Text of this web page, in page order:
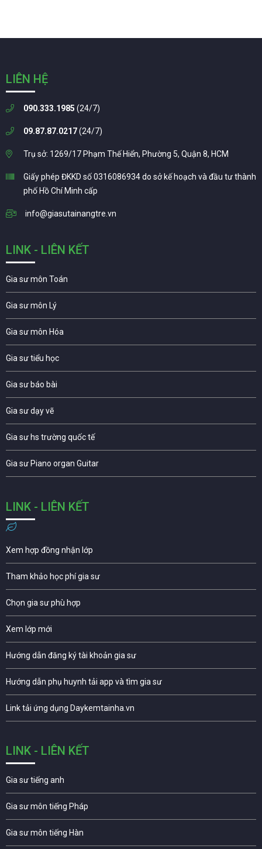
LIÊN HỆ
090.333.1985 (24/7)
09.87.87.0217(24/7)
Trụ sở: 1269/17 Phạm Thế Hiển, Phường 5, Quận 8, HCM
Giấy phép ĐKKD số 0316086934 do sở kế hoạch và đầu tư thành
phố Hồ Chí Minh cấp
info@giasutainangtre.vn
LINK - LIÊN KẾT
Gia sư môn Toán
Gia sư môn Lý
Gia sư môn Hóa
Gia sư tiểu học
Gia sư báo bài
Gia sư dạy vẽ
Gia sư hs trường quốc tế
Gia sư Piano organ Guitar
LINK - LIÊN KẾT
Xem hợp đồng nhận lớp
Tham khảo học phí gia sư
Chọn gia sư phù hợp
Xem lớp mới
Hướng dẫn đăng ký tài khoản gia sư
Hướng dẫn phụ huynh tải app và tìm gia sư
Link tải ứng dụng Daykemtainha.vn
LINK - LIÊN KẾT
Gia sư tiếng anh
Gia sư môn tiếng Pháp
Gia sư môn tiếng Hàn